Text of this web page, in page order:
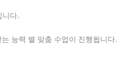
니다.
능력 별 맞춤 수업이 진행됩니다.